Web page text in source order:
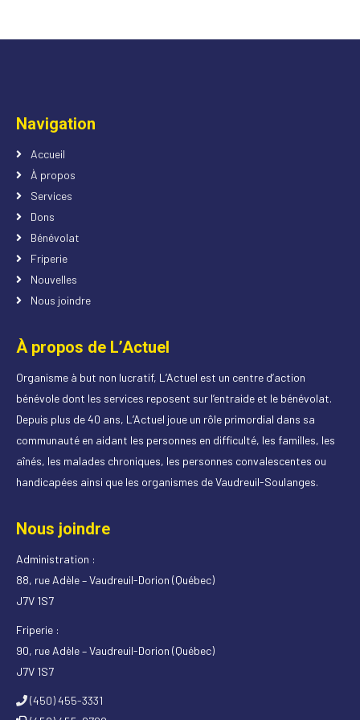
Navigation
Accueil
À propos
Services
Dons
Bénévolat
Friperie
Nouvelles
Nous joindre
À propos de L’Actuel
Organisme à but non lucratif, L’Actuel est un centre d’action
bénévole dont les services reposent sur l’entraide et le bénévolat.
Depuis plus de 40 ans, L’Actuel joue un rôle primordial dans sa
communauté en aidant les personnes en difficulté, les familles, les
aînés, les malades chroniques, les personnes convalescentes ou
handicapées ainsi que les organismes de Vaudreuil-Soulanges.
Nous joindre
Administration :
88, rue Adèle – Vaudreuil-Dorion (Québec)
J7V 1S7
Friperie :
90, rue Adèle – Vaudreuil-Dorion (Québec)
J7V 1S7
(450) 455-3331